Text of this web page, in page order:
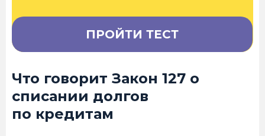
ПРОЙТИ ТЕСТ
Что говорит Закон 127 о
списании долгов
по кредитам